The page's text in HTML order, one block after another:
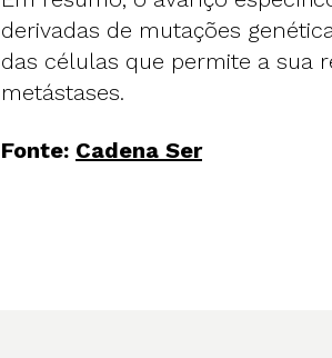
derivadas de mutações
das células que permite a sua
metástases.
Fonte: Cadena Ser